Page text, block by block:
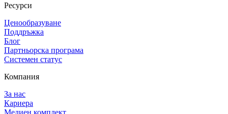
Ресурси
Ценообразуване
Поддръжка
Блог
Партньорска програма
Системен статус
Компания
За нас
Кариера
Медиен комплект